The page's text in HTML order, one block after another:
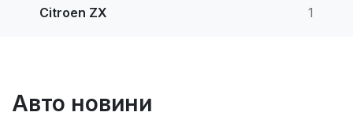
Citroen ZX
1
Авто новини